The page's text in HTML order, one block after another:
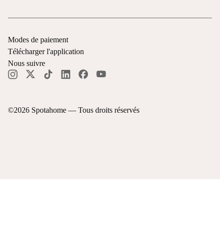
©2026 Spotahome — Tous droits réservés
Modes de paiement
Télécharger l'application
Nous suivre